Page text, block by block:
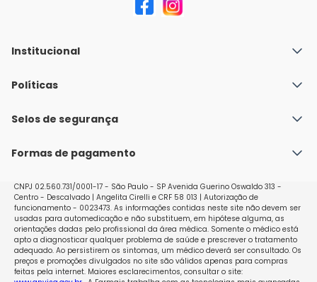
Institucional
Quem Somos
Nossas lojas
Políticas
Política de Envio
Políticas de Trocas e Devoluções
Selos de segurança
Formas de pagamento
CNPJ 02.560.731/0001-17 - São Paulo - SP Avenida Guerino Oswaldo 313 -
Centro - Descalvado | Angelita Cirelli e CRF 58 013 | Autorização de
funcionamento - 0023473. As informações contidas neste site não devem ser
usadas para automedicação e não substituem, em hipótese alguma, as
orientações dadas pelo profissional da área médica. Somente o médico está
apto a diagnosticar qualquer problema de saúde e prescrever o tratamento
adequado. Ao persistirem os sintomas, um médico deverá ser consultado. Os
preços e promoções divulgados no site são válidos apenas para compras
feitas pela internet. Maiores esclarecimentos, consultar o site: